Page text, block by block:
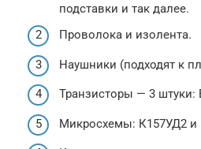
подставки и так далее.
Проволока и изолента.
Наушники (подходят к
Транзисторы — 3 штуки:
Микросхемы: К157УД2